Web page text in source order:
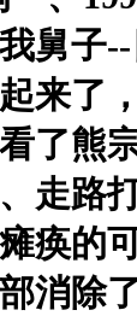
舅子
来了
了熊
走路
痪的
消除